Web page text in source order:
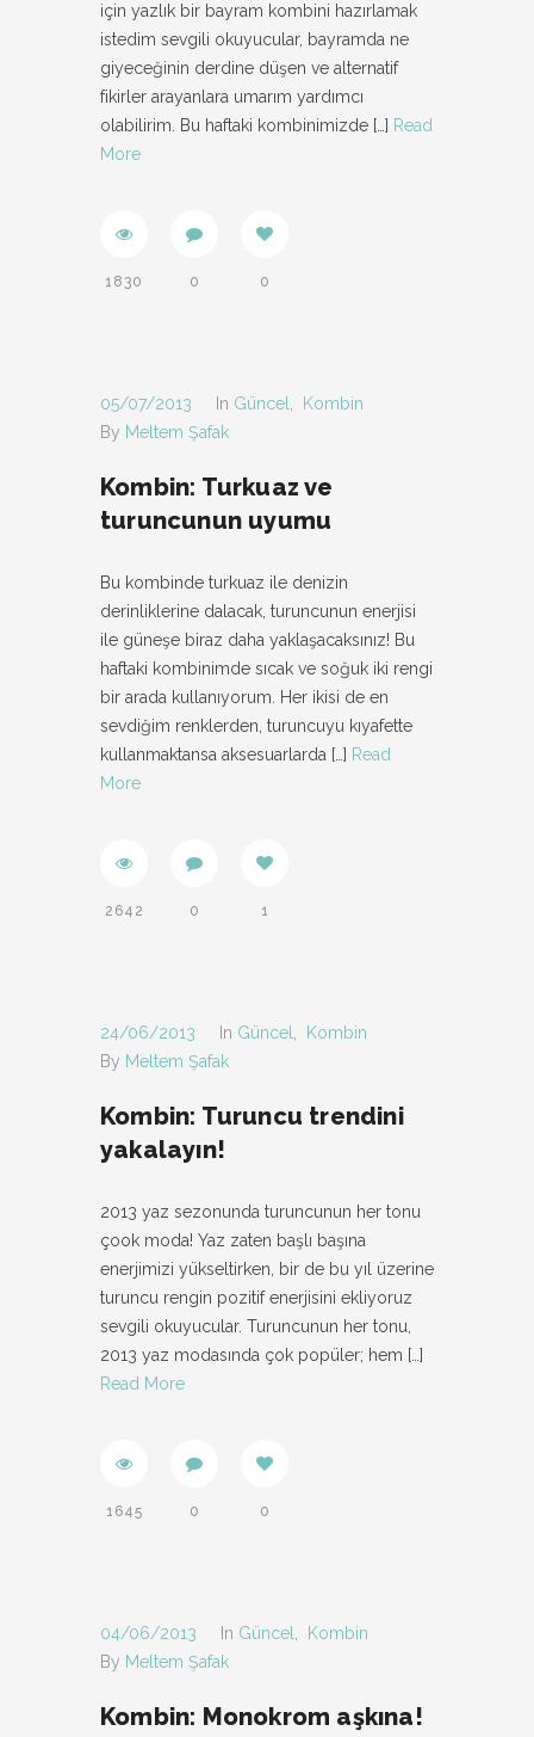
için yazlık bir bayram kombini hazırlamak
istedim sevgili okuyucular, bayramda ne
giyeceğinin derdine düşen ve alternatif
fikirler arayanlara umarım yardımcı
olabilirim. Bu haftaki kombinimizde […] Read
More
1830 0 0
05/07/2013 In Güncel
Kombin
By Meltem Şafak
Kombin: Turkuaz ve
turuncunun uyumu
Bu kombinde turkuaz ile denizin
derinliklerine dalacak, turuncunun enerjisi
ile güneşe biraz daha yaklaşacaksınız! Bu
haftaki kombinimde sıcak ve soğuk iki rengi
bir arada kullanıyorum. Her ikisi de en
sevdiğim renklerden, turuncuyu kıyafette
kullanmaktansa aksesuarlarda […] Read
More
2642 0 1
24/06/2013 In Güncel
Kombin
By Meltem Şafak
Kombin: Turuncu trendini
yakalayın!
2013 yaz sezonunda turuncunun her tonu
çook moda! Yaz zaten başlı başına
enerjimizi yükseltirken, bir de bu yıl üzerine
turuncu rengin pozitif enerjisini ekliyoruz
sevgili okuyucular. Turuncunun her tonu,
2013 yaz modasında çok popüler; hem […]
Read More
1645 0 0
04/06/2013 In Güncel
Kombin
By Meltem Şafak
Kombin: Monokrom aşkına!